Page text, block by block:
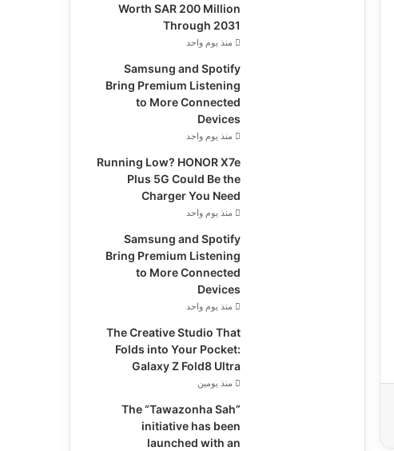
Worth SAR 200 Million
Through 2031
منذ يوم واحد
Samsung and Spotify
Bring Premium Listening
to More Connected
Devices
منذ يوم واحد
Running Low? HONOR X7e
Plus 5G Could Be the
Charger You Need
منذ يوم واحد
Samsung and Spotify
Bring Premium Listening
to More Connected
Devices
منذ يوم واحد
The Creative Studio That
Folds into Your Pocket:
Galaxy Z Fold8 Ultra
منذ يومين
The “Tawazonha Sah”
initiative has been
launched with an